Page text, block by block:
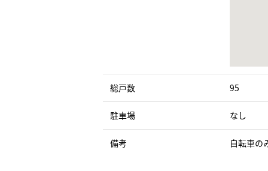
総戸数 95
駐車場 なし
備考 自転車の